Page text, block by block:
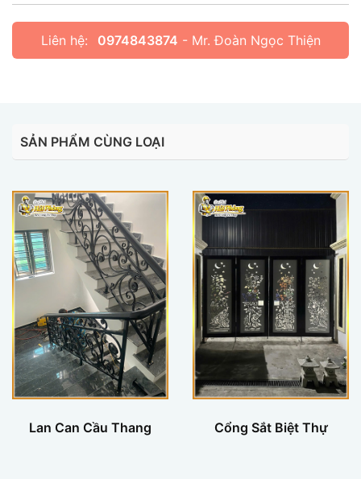
Liên hệ: 0974843874 - Mr. Đoàn Ngọc Thiện
SẢN PHẨM CÙNG LOẠI
Lan Can Cầu Thang Cổng Sắt Biệt Thự